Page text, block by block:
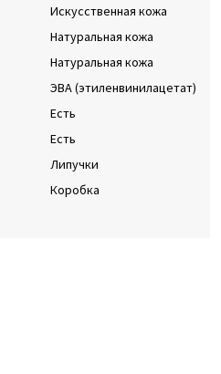
Искусственная кожа
Натуральная кожа
Натуральная кожа
ЭВА (этиленвинилацетат)
Есть
Есть
Липучки
Коробка